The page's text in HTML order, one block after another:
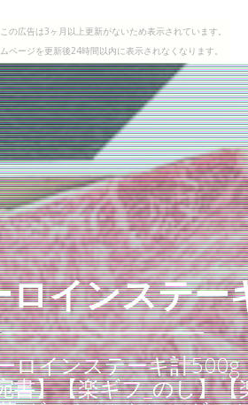
の広告は3ヶ月以上更新がないため表示されています。
ページを更新後24時間以内に表示されなくなります。
インステー
ロインステーキ計
書】【楽ギフ_のし】